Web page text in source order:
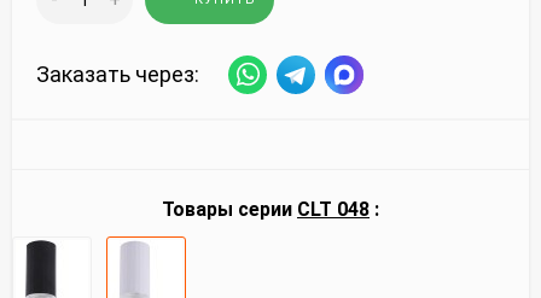
Заказать через:
Товары серии CLT 048 :